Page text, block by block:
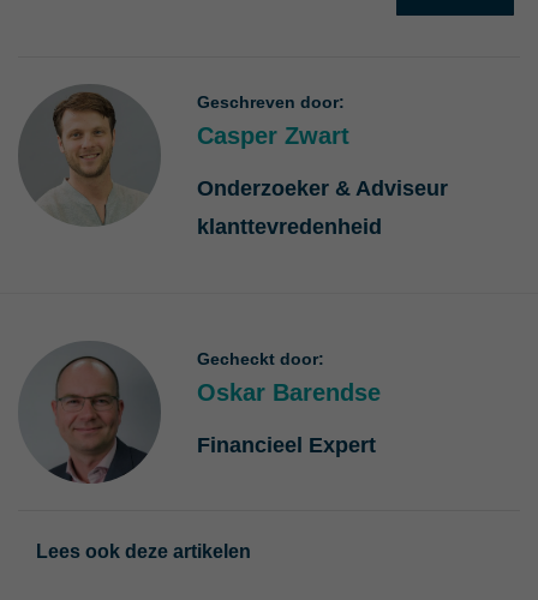
Geschreven door:
Casper Zwart
Onderzoeker & Adviseur
klanttevredenheid
Gecheckt door:
Oskar Barendse
Financieel Expert
Lees ook deze artikelen